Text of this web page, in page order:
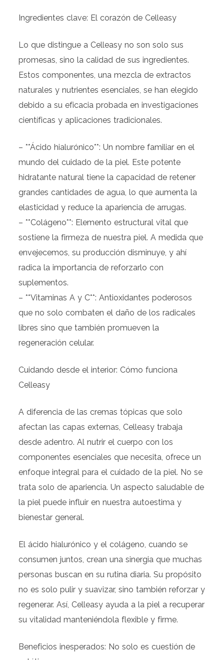
Ingredientes clave: El corazón de Celleasy
Lo que distingue a Celleasy no son solo sus
promesas, sino la calidad de sus ingredientes.
Estos componentes, una mezcla de extractos
naturales y nutrientes esenciales, se han elegido
debido a su eficacia probada en investigaciones
científicas y aplicaciones tradicionales.
– **Ácido hialurónico**: Un nombre familiar en el
mundo del cuidado de la piel. Este potente
hidratante natural tiene la capacidad de retener
grandes cantidades de agua, lo que aumenta la
elasticidad y reduce la apariencia de arrugas.
– **Colágeno**: Elemento estructural vital que
sostiene la firmeza de nuestra piel. A medida que
envejecemos, su producción disminuye, y ahí
radica la importancia de reforzarlo con
suplementos.
– **Vitaminas A y C**: Antioxidantes poderosos
que no solo combaten el daño de los radicales
libres sino que también promueven la
regeneración celular.
Cuidando desde el interior: Cómo funciona
Celleasy
A diferencia de las cremas tópicas que solo
afectan las capas externas, Celleasy trabaja
desde adentro. Al nutrir el cuerpo con los
componentes esenciales que necesita, ofrece un
enfoque integral para el cuidado de la piel. No se
trata solo de apariencia. Un aspecto saludable de
la piel puede influir en nuestra autoestima y
bienestar general.
El ácido hialurónico y el colágeno, cuando se
consumen juntos, crean una sinergia que muchas
personas buscan en su rutina diaria. Su propósito
no es solo pulir y suavizar, sino también reforzar y
regenerar. Así, Celleasy ayuda a la piel a recuperar
su vitalidad manteniéndola flexible y firme.
Beneficios inesperados: No solo es cuestión de